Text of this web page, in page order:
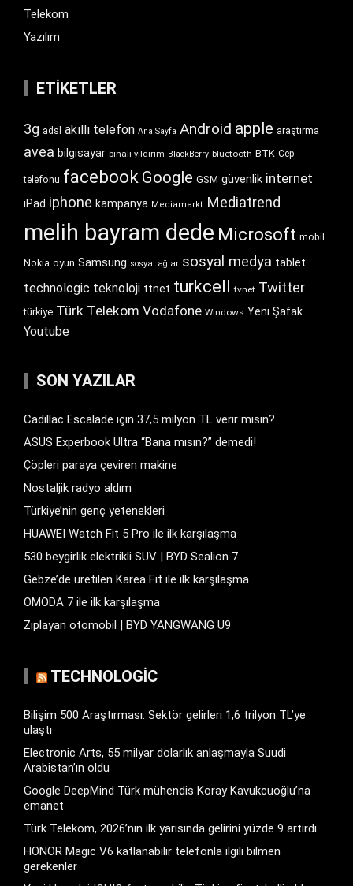
Telekom
Yazılım
ETIKETLER
3g adsl akıllı telefon Ana Sayfa Android apple araştırma
avea bilgisayar binali yıldırım BlackBerry bluetooth BTK Cep
telefonu facebook Google GSM güvenlik internet
iPad iphone kampanya Mediamarkt Mediatrend
melih bayram dede Microsoft mobil
Nokia oyun Samsung sosyal ağlar sosyal medya tablet
technologic teknoloji ttnet turkcell tvnet Twitter
türkiye Türk Telekom Vodafone Windows Yeni Şafak
Youtube
SON YAZILAR
Cadillac Escalade için 37,5 milyon TL verir misin?
ASUS Experbook Ultra “Bana mısın?” demedi!
Çöpleri paraya çeviren makine
Nostaljik radyo aldım
Türkiye’nin genç yetenekleri
HUAWEI Watch Fit 5 Pro ile ilk karşılaşma
530 beygirlik elektrikli SUV | BYD Sealion 7
Gebze’de üretilen Karea Fit ile ilk karşılaşma
OMODA 7 ile ilk karşılaşma
Zıplayan otomobil | BYD YANGWANG U9
TECHNOLOGIC
Bilişim 500 Araştırması: Sektör gelirleri 1,6 trilyon TL’ye
ulaştı
Electronic Arts, 55 milyar dolarlık anlaşmayla Suudi
Arabistan’ın oldu
Google DeepMind Türk mühendis Koray Kavukcuoğlu’na
emanet
Türk Telekom, 2026’nın ilk yarısında gelirini yüzde 9 artırdı
HONOR Magic V6 katlanabilir telefonla ilgili bilmen
gerekenler